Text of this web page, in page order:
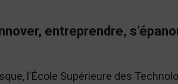
entreprendre,
l'École Supérieure des